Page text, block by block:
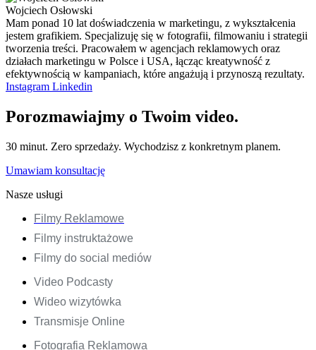
Wojciech Osłowski
Mam ponad 10 lat doświadczenia w marketingu, z wykształcenia
jestem grafikiem. Specjalizuję się w fotografii, filmowaniu i strategii
tworzenia treści. Pracowałem w agencjach reklamowych oraz
działach marketingu w Polsce i USA, łącząc kreatywność z
efektywnością w kampaniach, które angażują i przynoszą rezultaty.
Instagram Linkedin
Porozmawiajmy o Twoim video.
30 minut. Zero sprzedaży. Wychodzisz z konkretnym planem.
Umawiam konsultację
Nasze usługi
Filmy Reklamowe
Filmy instruktażowe
Filmy do social mediów
Video Podcasty
Wideo wizytówka
Transmisje Online
Fotografia Reklamowa